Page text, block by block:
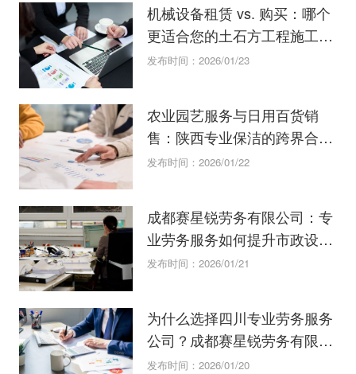
机械设备租赁 vs. 购买：哪个
更适合您的土石方工程施工项
目
发布时间：2026/01/23
农业园艺服务与日用百货销
售：陕西专业保洁的跨界合作
机会
发布时间：2026/01/22
成都赛星锐劳务有限公司：专
业劳务服务如何提升市政设施
管理效率
发布时间：2026/01/21
为什么选择四川专业劳务服务
公司？成都赛星锐劳务有限公
司的优势
发布时间：2026/01/20